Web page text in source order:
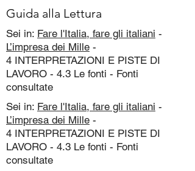
Guida alla Lettura
Sei in: Fare l'Italia, fare gli italiani -
L’impresa dei Mille -
4 INTERPRETAZIONI E PISTE DI
LAVORO - 4.3 Le fonti - Fonti
consultate
Sei in: Fare l'Italia, fare gli italiani -
L’impresa dei Mille -
4 INTERPRETAZIONI E PISTE DI
LAVORO - 4.3 Le fonti - Fonti
consultate